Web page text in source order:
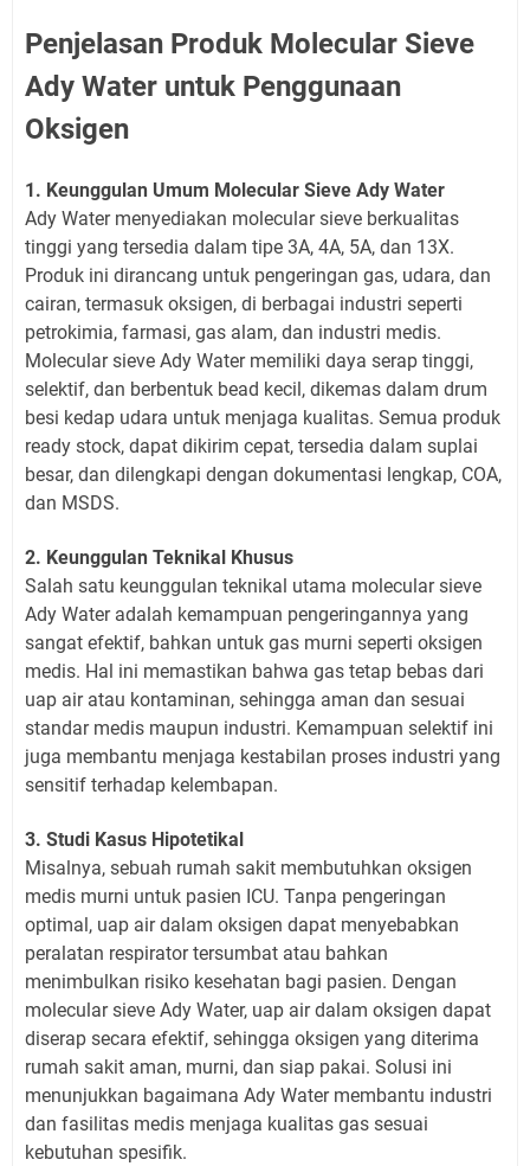
Penjelasan Produk Molecular Sieve
Ady Water untuk Penggunaan
Oksigen
1. Keunggulan Umum Molecular Sieve Ady Water
Ady Water menyediakan molecular sieve berkualitas
tinggi yang tersedia dalam tipe 3A, 4A, 5A, dan 13X.
Produk ini dirancang untuk pengeringan gas, udara, dan
cairan, termasuk oksigen, di berbagai industri seperti
petrokimia, farmasi, gas alam, dan industri medis.
Molecular sieve Ady Water memiliki daya serap tinggi,
selektif, dan berbentuk bead kecil, dikemas dalam drum
besi kedap udara untuk menjaga kualitas. Semua produk
ready stock, dapat dikirim cepat, tersedia dalam suplai
besar, dan dilengkapi dengan dokumentasi lengkap, COA,
dan MSDS.
2. Keunggulan Teknikal Khusus
Salah satu keunggulan teknikal utama molecular sieve
Ady Water adalah kemampuan pengeringannya yang
sangat efektif, bahkan untuk gas murni seperti oksigen
medis. Hal ini memastikan bahwa gas tetap bebas dari
uap air atau kontaminan, sehingga aman dan sesuai
standar medis maupun industri. Kemampuan selektif ini
juga membantu menjaga kestabilan proses industri yang
sensitif terhadap kelembapan.
3. Studi Kasus Hipotetikal
Misalnya, sebuah rumah sakit membutuhkan oksigen
medis murni untuk pasien ICU. Tanpa pengeringan
optimal, uap air dalam oksigen dapat menyebabkan
peralatan respirator tersumbat atau bahkan
menimbulkan risiko kesehatan bagi pasien. Dengan
molecular sieve Ady Water, uap air dalam oksigen dapat
diserap secara efektif, sehingga oksigen yang diterima
rumah sakit aman, murni, dan siap pakai. Solusi ini
menunjukkan bagaimana Ady Water membantu industri
dan fasilitas medis menjaga kualitas gas sesuai
kebutuhan spesifik.